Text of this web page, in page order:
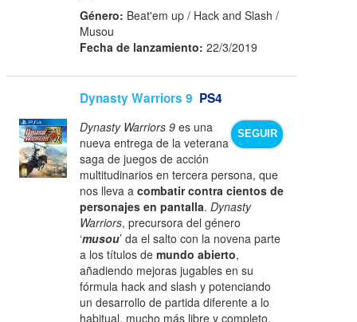
Género: Beat'em up / Hack and Slash /
Musou
Fecha de lanzamiento: 22/3/2019
Dynasty Warriors 9 PS4
SEGUIR
Dynasty Warriors 9 es una
nueva entrega de la veterana
saga de juegos de acción
multitudinarios en tercera persona, que
nos lleva acombatir contra cientos de
personajes en pantalla.Dynasty
Warriors, precursora del género
‘musou’ da el salto con la novena parte
a los títulos demundo abierto,
añadiendo mejoras jugables en su
fórmula hack and slash y potenciando
un desarrollo de partida diferente a lo
habitual, mucho más libre y completo.